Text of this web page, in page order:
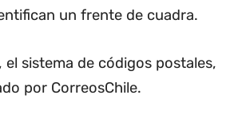
un frente de cuadra.
sistema de códigos postales,
por CorreosChile.